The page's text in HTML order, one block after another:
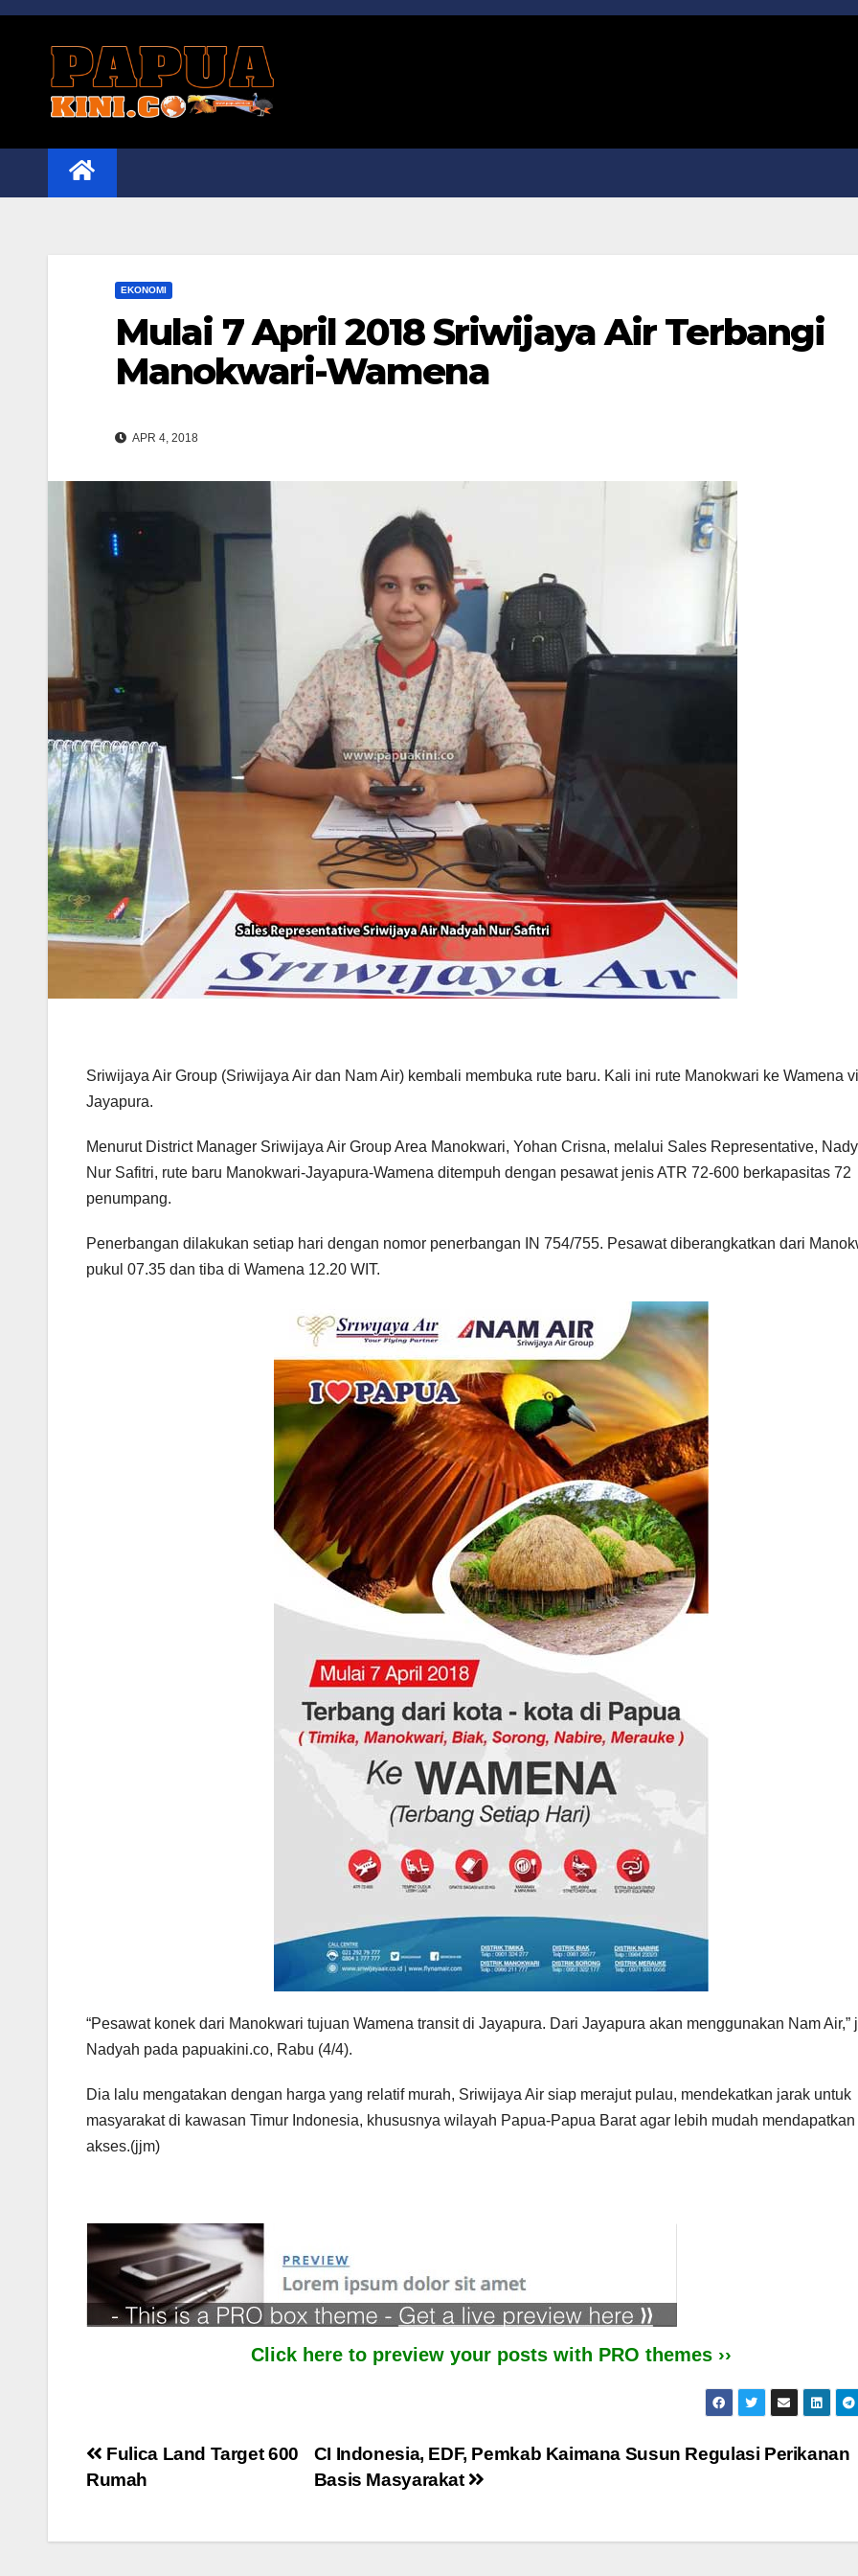
Skip
EKONOMI
Mulai 7 April 2018 Sriwijaya Air Terbangi
Manokwari-Wamena
APR 4, 2018
Sriwijaya Air Group (Sriwijaya Air dan Nam Air) kembali membuka rute baru. Kali ini rute Manokwari ke Wamena
Jayapura.
Menurut District Manager Sriwijaya Air Group Area Manokwari, Yohan Crisna, melalui Sales Representative,
Nur Safitri, rute baru Manokwari-Jayapura-Wamena ditempuh dengan pesawat jenis ATR 72-600 berkapasitas 72
penumpang.
Penerbangan dilakukan setiap hari dengan nomor penerbangan IN 754/755. Pesawat diberangkatkan dari
pukul 07.35 dan tiba di Wamena 12.20 WIT.
“Pesawat konek dari Manokwari tujuan Wamena transit di Jayapura. Dari Jayapura akan menggunakan Nam Air,”
Nadyah pada papuakini.co, Rabu (4/4).
Dia lalu mengatakan dengan harga yang relatif murah, Sriwijaya Air siap merajut pulau, mendekatkan jarak untuk
masyarakat di kawasan Timur Indonesia, khususnya wilayah Papua-Papua Barat agar lebih mudah mendapatkan
akses.(jjm)
Click here to preview your posts with PRO themes ››
Post
CI Indonesia, EDF, Pemkab Kaimana Susun Regulasi Perikanan
Basis Masyarakat
Fulica Land Target 600
Rumah